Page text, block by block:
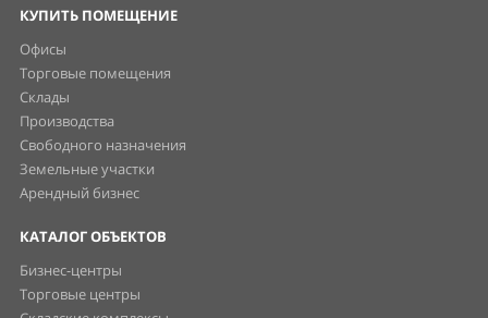
КУПИТЬ ПОМЕЩЕНИЕ
Офисы
Торговые помещения
Склады
Производства
Свободного назначения
Земельные участки
Арендный бизнес
КАТАЛОГ ОБЪЕКТОВ
Бизнес-центры
Торговые центры